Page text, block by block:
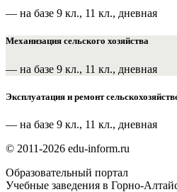
— на базе 9 кл., 11 кл., дневная
Механизация сельского хозяйства
— на базе 9 кл., 11 кл., дневная
Эксплуатация и ремонт
— на базе 9 кл., 11 кл., дневная
© 2011-2026 edu-inform.ru
Образовательный портал
Учебные заведения в Горно-